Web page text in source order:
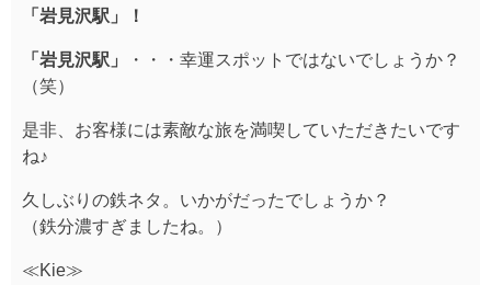
「岩見沢駅」！
「岩見沢駅」
・・・幸運スポットではないでしょうか？
（笑）
是非、お客様には素敵な旅を満喫していただきたいです
ね♪
久しぶりの鉄ネタ。いかがだったでしょうか？
（鉄分濃すぎましたね。）
≪Kie≫